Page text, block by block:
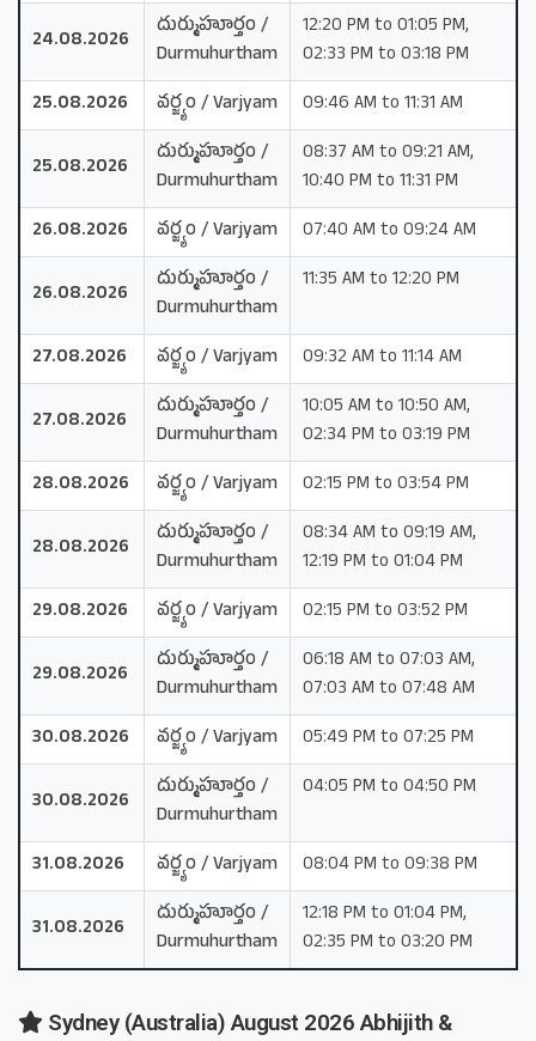
24.08.2026
దుర్ముహూర్తం /
Durmuhurtham
12:20 PM to 01:05 PM,
02:33 PM to 03:18 PM
25.08.2026
వర్జ్యం / Varjyam 09:46 AM to 11:31 AM
25.08.2026
దుర్ముహూర్తం /
Durmuhurtham
08:37 AM to 09:21 AM,
10:40 PM to 11:31 PM
26.08.2026
వర్జ్యం / Varjyam 07:40 AM to 09:24 AM
26.08.2026
దుర్ముహూర్తం /
Durmuhurtham
11:35 AM to 12:20 PM
27.08.2026 వర్జ్యం / Varjyam 09:32 AM to 11:14 AM
27.08.2026
దుర్ముహూర్తం /
Durmuhurtham
10:05 AM to 10:50 AM,
02:34 PM to 03:19 PM
28.08.2026
వర్జ్యం / Varjyam 02:15 PM to 03:54 PM
28.08.2026
దుర్ముహూర్తం /
Durmuhurtham
08:34 AM to 09:19 AM,
12:19 PM to 01:04 PM
29.08.2026
వర్జ్యం / Varjyam 02:15 PM to 03:52 PM
29.08.2026
దుర్ముహూర్తం /
Durmuhurtham
06:18 AM to 07:03 AM,
07:03 AM to 07:48 AM
30.08.2026
వర్జ్యం / Varjyam 05:49 PM to 07:25 PM
30.08.2026
దుర్ముహూర్తం /
Durmuhurtham
04:05 PM to 04:50 PM
31.08.2026 వర్జ్యం / Varjyam 08:04 PM to 09:38 PM
31.08.2026
దుర్ముహూర్తం /
Durmuhurtham
12:18 PM to 01:04 PM,
02:35 PM to 03:20 PM
Sydney (Australia) August 2026 Abhijith &